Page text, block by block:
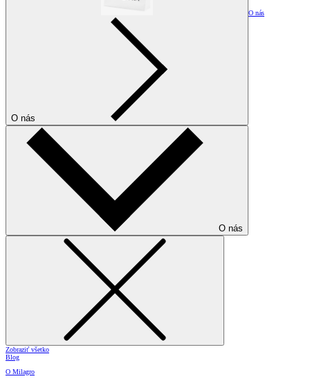
O nás
O nás
O nás
Zobraziť všetko
Blog
O Milagro